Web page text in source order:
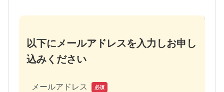
以下にメールアドレスを入力しお申し
込みください
メールアドレス 必須